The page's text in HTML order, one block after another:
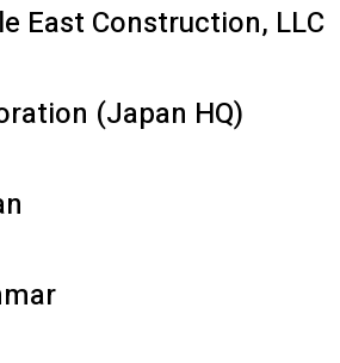
East Construction, LLC
(Japan HQ)